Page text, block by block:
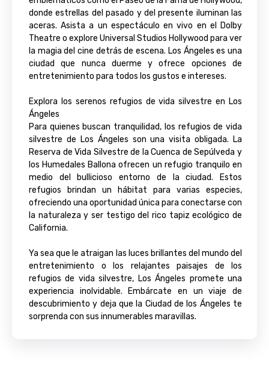
donde estrellas del pasado y del presente iluminan las
aceras. Asista a un espectáculo en vivo en el Dolby
Theatre o explore Universal Studios Hollywood para ver
la magia del cine detrás de escena. Los Ángeles es una
ciudad que nunca duerme y ofrece opciones de
entretenimiento para todos los gustos e intereses.
Explora los serenos refugios de vida silvestre en Los
Ángeles
Para quienes buscan tranquilidad, los refugios de vida
silvestre de Los Ángeles son una visita obligada. La
Reserva de Vida Silvestre de la Cuenca de Sepúlveda y
los Humedales Ballona ofrecen un refugio tranquilo en
medio del bullicioso entorno de la ciudad. Estos
refugios brindan un hábitat para varias especies,
ofreciendo una oportunidad única para conectarse con
la naturaleza y ser testigo del rico tapiz ecológico de
California.
Ya sea que le atraigan las luces brillantes del mundo del
entretenimiento o los relajantes paisajes de los
refugios de vida silvestre, Los Ángeles promete una
experiencia inolvidable. Embárcate en un viaje de
descubrimiento y deja que la Ciudad de los Ángeles te
sorprenda con sus innumerables maravillas.